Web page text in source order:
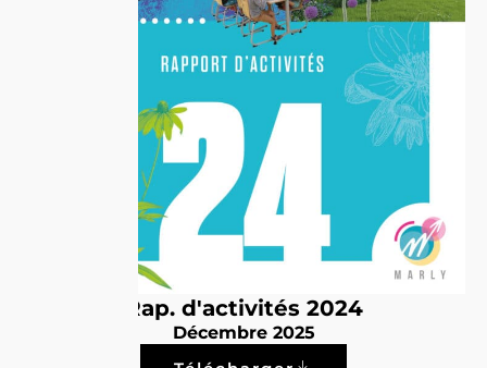
Rap. d'activités 2024
Décembre 2025